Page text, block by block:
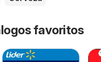
favoritos